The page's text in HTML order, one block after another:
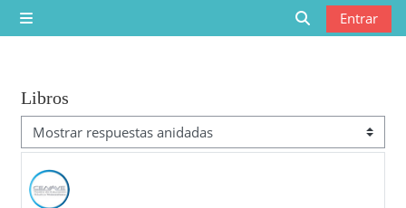
Saltar al contenido principal
Panel lateral
Selector de
Entrar
Libros
Mostrar modo